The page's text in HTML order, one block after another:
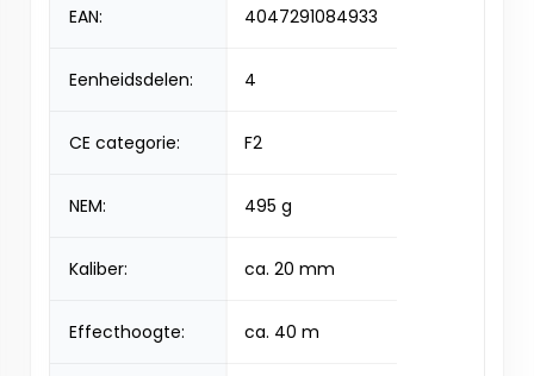
EAN: 4047291084933
Eenheidsdelen: 4
CE categorie: F2
NEM: 495 g
Kaliber: ca. 20 mm
Effecthoogte: ca. 40 m